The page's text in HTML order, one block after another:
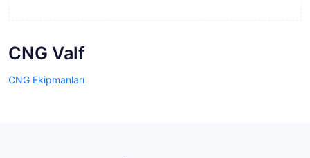
CNG Valf
CNG Ekipmanları